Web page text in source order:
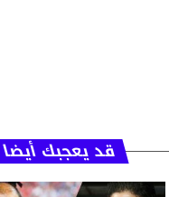
قد يعجبك أيضا